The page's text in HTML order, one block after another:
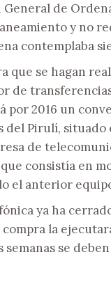
de
y no
contemplaba
que se hagan
de
por 2016 un
Pirulí, situado
de
consistía en
el anterior
ya ha
la
se